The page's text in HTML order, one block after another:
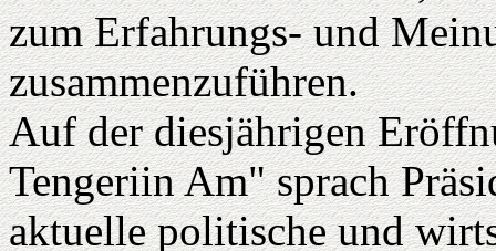
zum Erfahrungs- und
zusammenzuführen.
Auf der diesjährigen
Tengeriin Am" sprach
aktuelle politische und